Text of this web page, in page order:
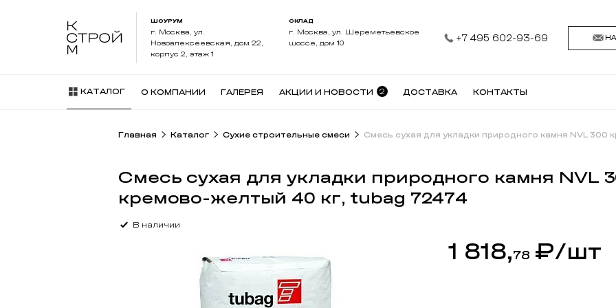
ШОУРУМ
г. Москва, ул.
Новоалексеевская, дом 22,
корпус 2, этаж 1
СКЛАД
г. Москва, ул. Шереметьевское
шоссе, дом 10
+7 495 602-93-69
КАТАЛОГ О КОМПАНИИ ГАЛЕРЕЯ АКЦИИ И НОВОСТИ 2 ДОСТАВКА КОНТАКТЫ
Главная Каталог Сухие строительные смеси Смесь сухая для укладки природного камня NVL
Смесь сухая для укладки природного камня NVL
кремово-желтый 40 кг, tubag 72474
В наличии
1 818,78 ₽/шт